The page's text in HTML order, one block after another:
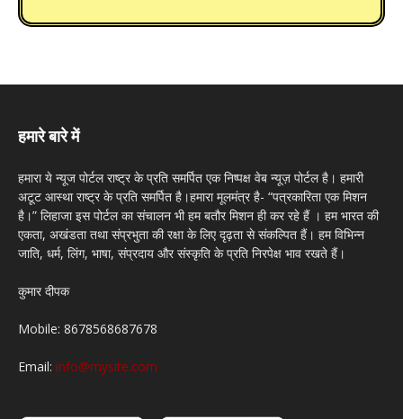
हमारे बारे में
हमारा ये न्यूज पोर्टल राष्ट्र के प्रति समर्पित एक निष्पक्ष वेब न्यूज़ पोर्टल है। हमारी
अटूट आस्था राष्ट्र के प्रति समर्पित है।हमारा मूलमंत्र है- “पत्रकारिता एक मिशन
है।” लिहाजा इस पोर्टल का संचालन भी हम बतौर मिशन ही कर रहे हैं । हम भारत की
एकता, अखंडता तथा संप्रभुता की रक्षा के लिए दृढ़ता से संकल्पित हैं। हम विभिन्न
जाति, धर्म, लिंग, भाषा, संप्रदाय और संस्कृति के प्रति निरपेक्ष भाव रखते हैं।
कुमार दीपक
Mobile: 8678568687678
Email: info@mysite.com